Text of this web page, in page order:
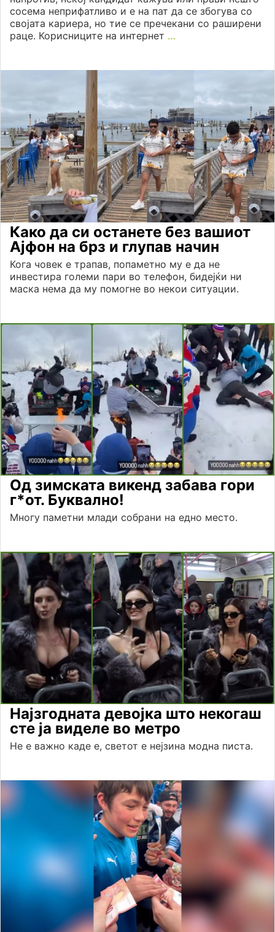
сосема неприфатливо и е на пат да се збогува со
својата кариера, но тие се пречекани со раширени
раце. Корисниците на интернет …
Како да си останете без вашиот
Ајфон на брз и глупав начин
Кога човек е трапав, попаметно му е да не
инвестира големи пари во телефон, бидејќи ни
маска нема да му помогне во некои ситуации.
Од зимската викенд забава гори
г*от. Буквално!
Многу паметни млади собрани на едно место.
Најзгодната девојка што некогаш
сте ја виделе во метро
Не е важно каде е, светот е нејзина модна писта.